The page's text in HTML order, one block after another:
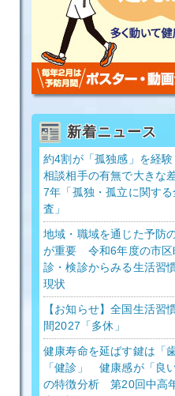
新着ニュース
約4割が「孤独感」を経
相談相手の有無で大きな
7年「孤独・孤立に関する
査」
地域・職域を通じた予防
が重要 令和6年度の市区
診・検診からみる生活習
現状
【お知らせ】全国生活習
間2027「多休」
健康寿命を延ばす鍵は「
「健診」 健康感が「良
の特徴分析 第20回中高